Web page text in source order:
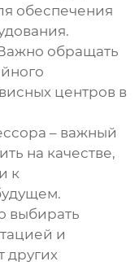
обеспечения
обращать
центров в
– важный
на качестве,
к
выбирать
и
других